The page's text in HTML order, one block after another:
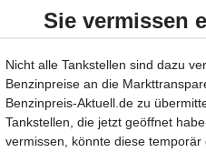
Sie vermissen
Nicht alle Tankstellen sind dazu
Benzinpreise an die
Benzinpreis-Aktuell.de zu
Tankstellen, die jetzt geöffnet
vermissen, könnte diese